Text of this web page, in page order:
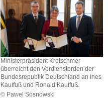
Ministerpräsident Kretschmer
überreicht den Verdienstorden der
Bundesrepublik Deutschland an Ines
Kaulfuß und Ronald Kaulfuß.
© Pawel Sosnowski